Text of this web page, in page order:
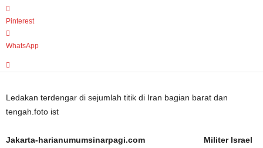
Pinterest
WhatsApp
Ledakan terdengar di sejumlah titik di Iran bagian barat dan
tengah.foto ist
Jakarta-harianumumsinarpagi.com Militer Israel